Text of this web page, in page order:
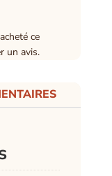
ce
un avis.